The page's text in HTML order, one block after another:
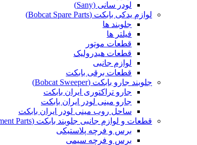
لودر سانی (Sany)
لوازم یدکی بابکت (Bobcat Spare Parts)
جلوبند ها
فیلتر ها
قطعات موتور
قطعات هیدرولیک
لوازم جانبی
قطعات برقی بابکت
جلوبند جارو بابکت (Bobcat Sweeper)
جارو تراکتوری ایران بابکت
جارو مینی لودر ایران بابکت
ساحل روب مینی لودر ایران بابکت
قطعات و لوازم جانبی جلوبند بابکت (Bobcat Attachment Parts)
برس و فرچه پلاستیکی
برس و فرچه سیمی